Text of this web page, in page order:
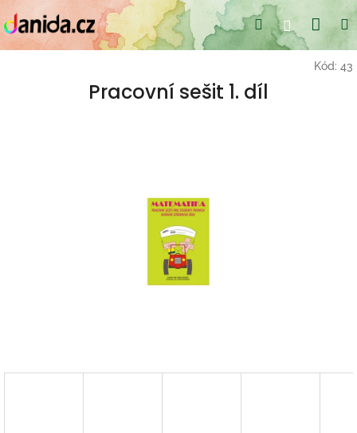
na
obsah
HledatPřihlášení
Kód: 43
Pracovní sešit 1. díl